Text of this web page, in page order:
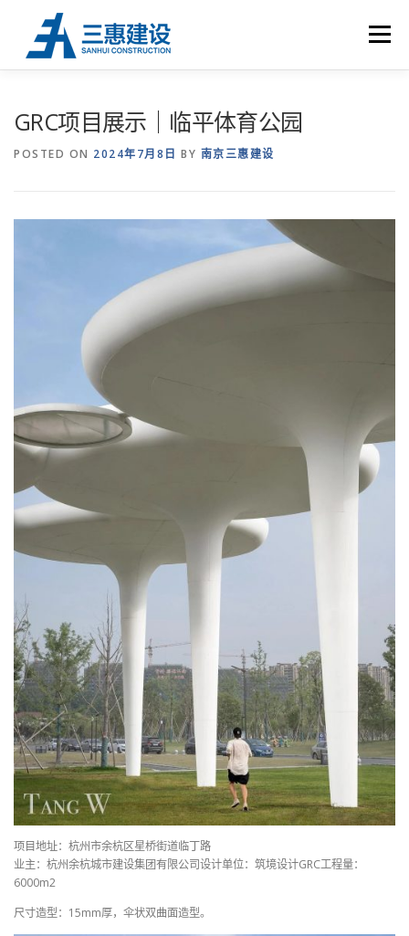
Menu
GRC项目展示｜临平体育公园
POSTED ON 2024年7月8日 BY 南京三惠建设
项目地址：杭州市余杭区星桥街道临丁路
业主：杭州余杭城市建设集团有限公司设计单位：筑境设计GRC工程量：
6000m2
尺寸造型：15mm厚，伞状双曲面造型。